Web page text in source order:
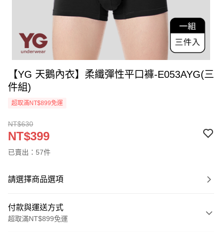
【YG 天鵝內衣】柔纖彈性平口褲-E053AYG(三
件組)
超取滿NT$899免運
NT$630
NT$399
已賣出：57件
請選擇商品選項
付款與運送方式
超取滿NT$899免運